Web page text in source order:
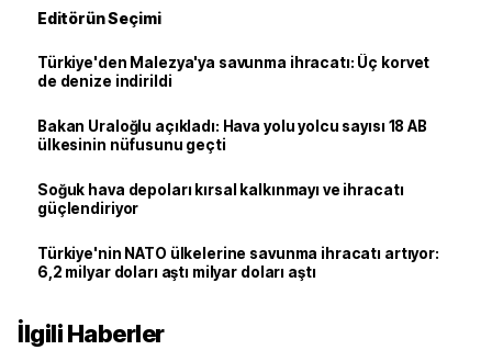
Editörün Seçimi
Türkiye'den Malezya'ya savunma ihracatı: Üç korvet
de denize indirildi
Bakan Uraloğlu açıkladı: Hava yolu yolcu sayısı 18 AB
ülkesinin nüfusunu geçti
Soğuk hava depoları kırsal kalkınmayı ve ihracatı
güçlendiriyor
Türkiye'nin NATO ülkelerine savunma ihracatı artıyor:
6,2 milyar doları aştı milyar doları aştı
İlgili Haberler